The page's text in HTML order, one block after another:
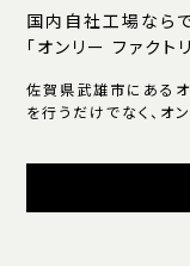
国内自社工場なら
「オンリー ファクト
佐賀県武雄市にあるオ
を行うだけでなく、オ